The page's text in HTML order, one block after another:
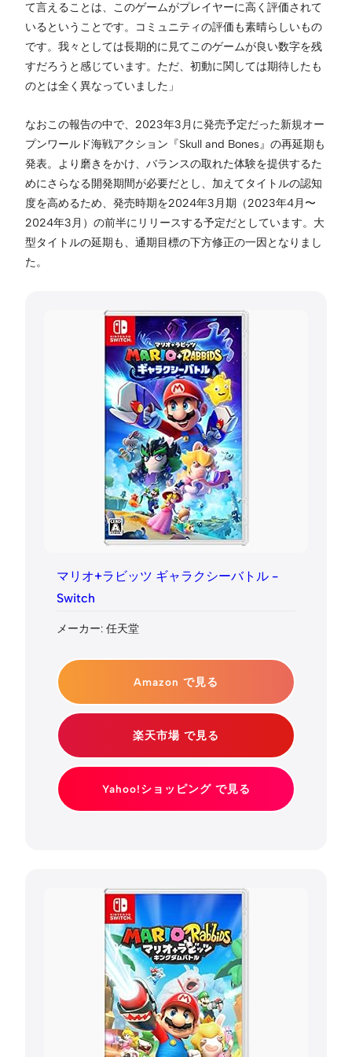
て言えることは、このゲームがプレイヤーに高く評価されて
いるということです。コミュニティの評価も素晴らしいもの
です。我々としては長期的に見てこのゲームが良い数字を残
すだろうと感じています。ただ、初動に関しては期待したも
のとは全く異なっていました」
なおこの報告の中で、2023年3月に発売予定だった新規オー
プンワールド海戦アクション『Skull and Bones』の再延期も
発表。より磨きをかけ、バランスの取れた体験を提供するた
めにさらなる開発期間が必要だとし、加えてタイトルの認知
度を高めるため、発売時期を2024年3月期（2023年4月〜
2024年3月）の前半にリリースする予定だとしています。大
型タイトルの延期も、通期目標の下方修正の一因となりまし
た。
マリオ+ラビッツ ギャラクシーバトル -
Switch
メーカー: 任天堂
Amazon で見る
楽天市場 で見る
Yahoo!ショッピング で見る